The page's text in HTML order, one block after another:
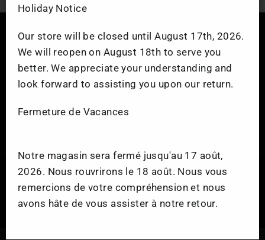
Nous utilisons des technologies sur notre site, telles que les cookies, pour
personnaliser le contenu et les publicités, pour fournir des fonctions de
médias sociaux et pour analyser le trafic de notre site web.
Facebook
VENTE ET SERVICE
ATELIER
MARQUES
Holiday Notice
Our store will be closed until August 17th, 2026.
We will reopen on August 18th to serve you
better. We appreciate your understanding and
look forward to assisting you upon our return.
Fermeture de Vacances
Notre magasin sera fermé jusqu'au 17 août,
2026. Nous rouvrirons le 18 août. Nous vous
remercions de votre compréhension et nous
avons hâte de vous assister à notre retour.